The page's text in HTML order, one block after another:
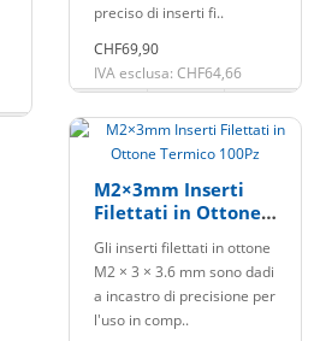
preciso di inserti fi..
CHF69,90
IVA esclusa: CHF64,66
M2×3mm Inserti
Filettati in Ottone
Gli inserti filettati in ottone
M2 × 3 × 3.6 mm sono dadi
a incastro di precisione per
l'uso in comp..